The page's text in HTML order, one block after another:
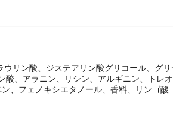
リン酸、ジステアリン酸グリコール、グ
、アラニン、リシン、アルギニン、トレ
、フェノキシエタノール、香料、リンゴ酸